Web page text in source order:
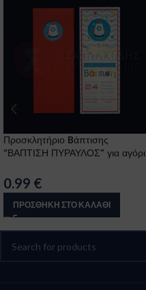
Προσκλητήριο Bάπτισης
“ΒΑΠΤΙΣΗ ΠΥΡΑΥΛΟΣ” για αγόρι
0.99 €
ΠΡΟΣΘΉΚΗ ΣΤΟ ΚΑΛΆΘΙ